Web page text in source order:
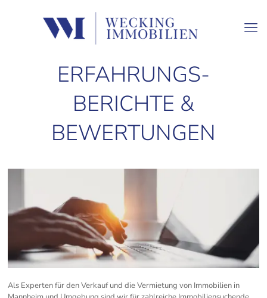
ERFAHRUNGS-
BERICHTE &
BEWERTUNGEN
Als Experten für den Verkauf und die Vermietung von Immobilien in